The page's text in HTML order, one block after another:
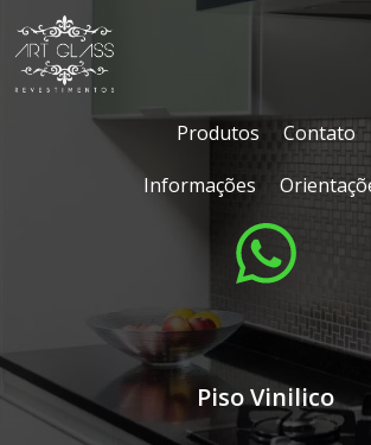
Produtos
Contato
Informações
Piso Vinilico